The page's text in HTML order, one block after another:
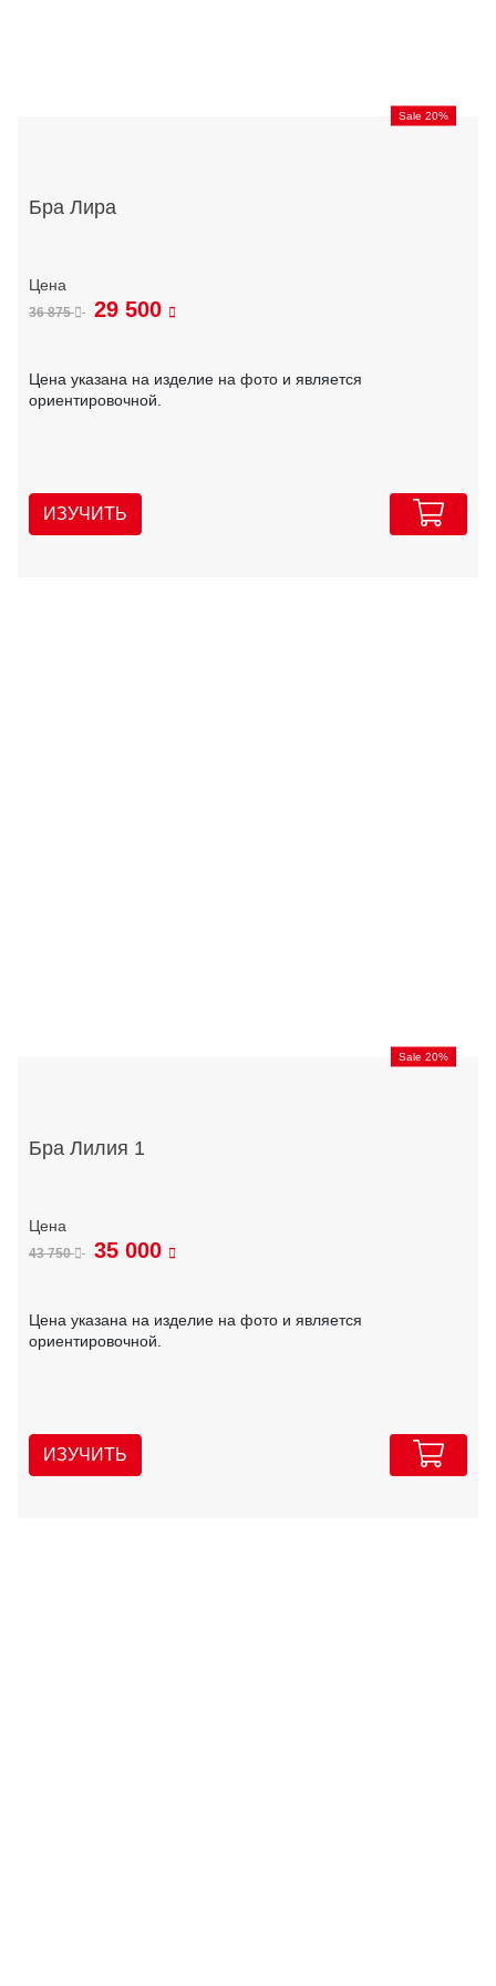
Sale 20%
Бра Лира
36 875 29 500
Цена указана на изделие на фото и является
ориентировочной.
ИЗУЧИТЬ
Sale 20%
Бра Лилия 1
43 750 35 000
Цена указана на изделие на фото и является
ориентировочной.
ИЗУЧИТЬ